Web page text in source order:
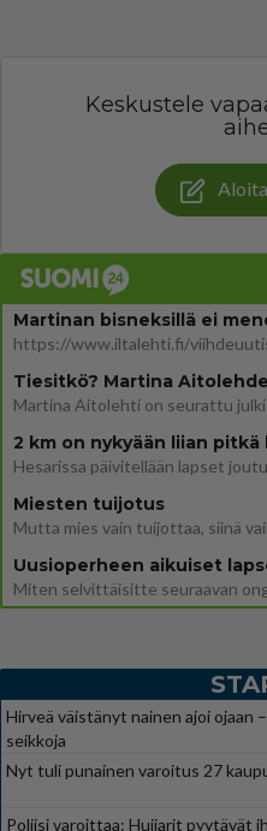
Keskustele
Martinan bisneksillä ei
2 km on nykyään liian
Miesten tuijotus
Hirveä väistänyt nainen ajoi
seikkoja
Nyt tuli punainen varoitus 27
Poliisi varoittaa: Huijarit pyytävät